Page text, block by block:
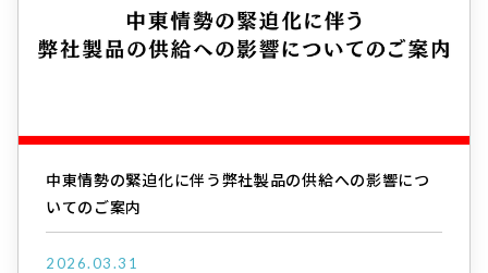
中東情勢の緊迫化に伴う弊社製品の供給への影響につ
いてのご案内
2026.03.31